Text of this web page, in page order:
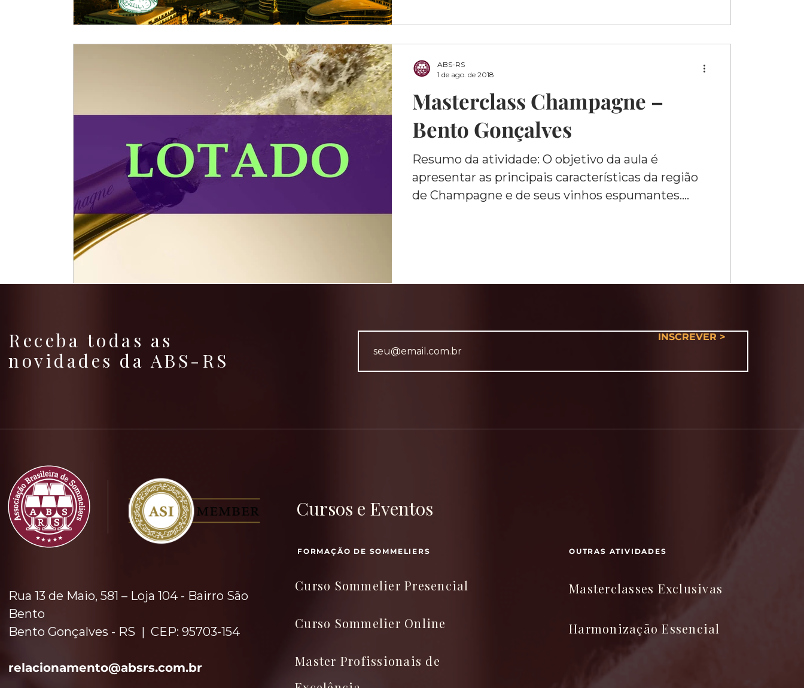
Masterclass Champagne –
Bento Gonçalves
Resumo da atividade: O objetivo da aula é
apresentar as principais características da região
de Champagne e de seus vinhos espumantes....
ABS-RS
1 de ago. de 2018
Receba todas as
novidades da ABS-RS
INSCREVER >
Cursos e Eventos
FORMAÇÃO DE SOMMELIERS
Rua 13 de Maio, 581 – Loja 104 - Bairro São
Bento
Bento Gonçalves - RS | CEP: 95703-154
relacionamento​@absrs.com.br
Curso Sommelier Presencial
Curso Sommelier Online
Master Profissionais de
OUTRAS ATIVIDADES
Masterclasses Exclusivas
Harmonização Essencial